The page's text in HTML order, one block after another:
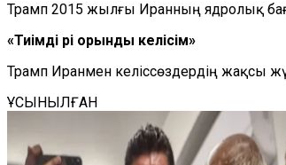
Трамп 2015 жылғы Иранның ядролық
«Тиімді әрі орынды келісім»
Трамп Иранмен келіссөздердің жақсы
ҰСЫНЫЛҒАН